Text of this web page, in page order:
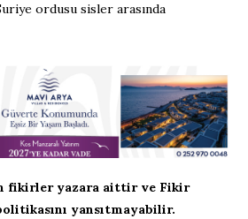
ordusu sisler arasında
fikirler yazara aittir ve Fikir
yansıtmayabilir.